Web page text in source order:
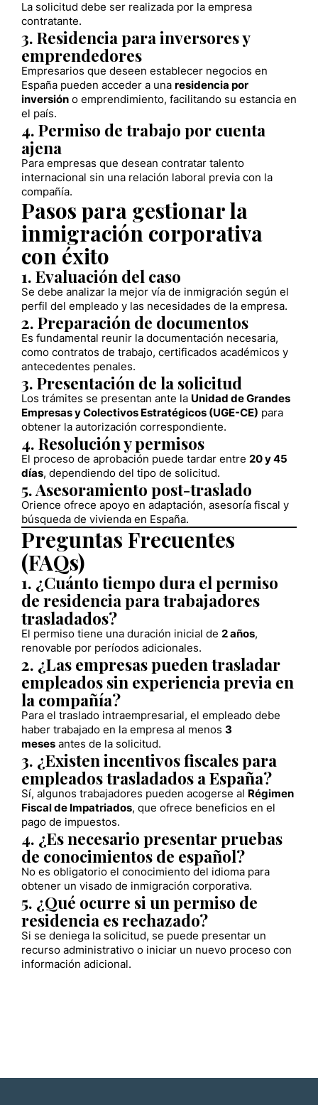
La solicitud debe ser realizada por la empresa
contratante.
3. Residencia para inversores y
emprendedores
Empresarios que deseen establecer negocios en
España pueden acceder a una residencia por
inversión o emprendimiento, facilitando su estancia en
el país.
4. Permiso de trabajo por cuenta
ajena
Para empresas que desean contratar talento
internacional sin una relación laboral previa con la
compañía.
Pasos para gestionar la
inmigración corporativa
con éxito
1. Evaluación del caso
Se debe analizar la mejor vía de inmigración según el
perfil del empleado y las necesidades de la empresa.
2. Preparación de documentos
Es fundamental reunir la documentación necesaria,
como contratos de trabajo, certificados académicos y
antecedentes penales.
3. Presentación de la solicitud
Los trámites se presentan ante la Unidad de Grandes
Empresas y Colectivos Estratégicos (UGE-CE) para
obtener la autorización correspondiente.
4. Resolución y permisos
El proceso de aprobación puede tardar entre 20 y 45
días, dependiendo del tipo de solicitud.
5. Asesoramiento post-traslado
Orience ofrece apoyo en adaptación, asesoría fiscal y
búsqueda de vivienda en España.
Preguntas Frecuentes
(FAQs)
1. ¿Cuánto tiempo dura el permiso
de residencia para trabajadores
trasladados?
El permiso tiene una duración inicial de 2 años,
renovable por períodos adicionales.
2. ¿Las empresas pueden trasladar
empleados sin experiencia previa en
la compañía?
Para el traslado intraempresarial, el empleado debe
haber trabajado en la empresa al menos 3
meses antes de la solicitud.
3. ¿Existen incentivos fiscales para
empleados trasladados a España?
Sí, algunos trabajadores pueden acogerse al Régimen
Fiscal de Impatriados, que ofrece beneficios en el
pago de impuestos.
4. ¿Es necesario presentar pruebas
de conocimientos de español?
No es obligatorio el conocimiento del idioma para
obtener un visado de inmigración corporativa.
5. ¿Qué ocurre si un permiso de
residencia es rechazado?
Si se deniega la solicitud, se puede presentar un
recurso administrativo o iniciar un nuevo proceso con
información adicional.